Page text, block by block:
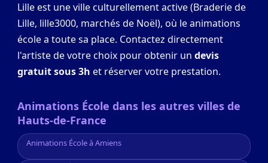
Lille est une ville culturellement active (Braderie de
Lille, lille3000, marchés de Noël), où le animations
école a toute sa place. Contactez directement
l'artiste de votre choix pour obtenir un devis
gratuit sous 3h et réserver votre prestation.
Animations École dans les autres villes de
Hauts-de-France
Animations École à Amiens